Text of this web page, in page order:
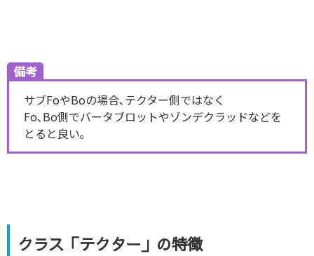
備考
サブFoやBoの場合､テクター側ではなく
Fo､Bo側でバータブロットやゾンデクラッドなどを
とると良い｡
クラス「テクター」の特徴